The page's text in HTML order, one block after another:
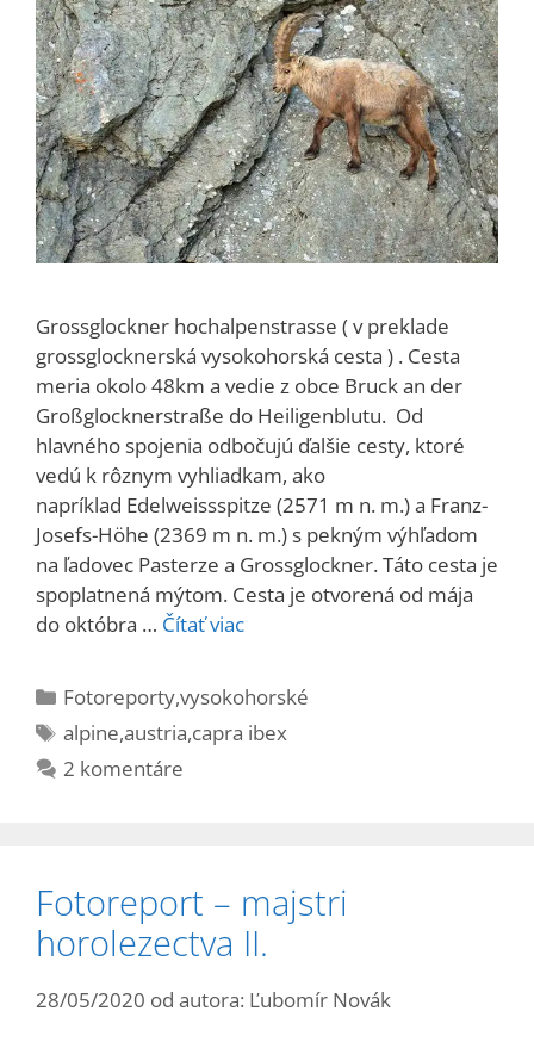
Grossglockner hochalpenstrasse ( v preklade
grossglocknerská vysokohorská cesta ) . Cesta
meria okolo 48km a vedie z obce Bruck an der
Großglocknerstraße do Heiligenblutu. Od
hlavného spojenia odbočujú ďalšie cesty, ktoré
vedú k rôznym vyhliadkam, ako
napríklad Edelweissspitze (2571 m n. m.) a Franz-
Josefs-Höhe (2369 m n. m.) s pekným výhľadom
na ľadovec Pasterze a Grossglockner. Táto cesta je
spoplatnená mýtom. Cesta je otvorená od mája
do októbra … Čítať viac
Kategórie
Fotoreporty,vysokohorské
Značky
alpine,austria,capra ibex
2 komentáre
Fotoreport – majstri
horolezectva II.
28/05/2020 od autora: Ľubomír Novák